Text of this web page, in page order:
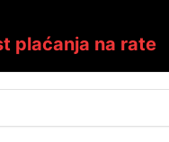
plaćanja na rate